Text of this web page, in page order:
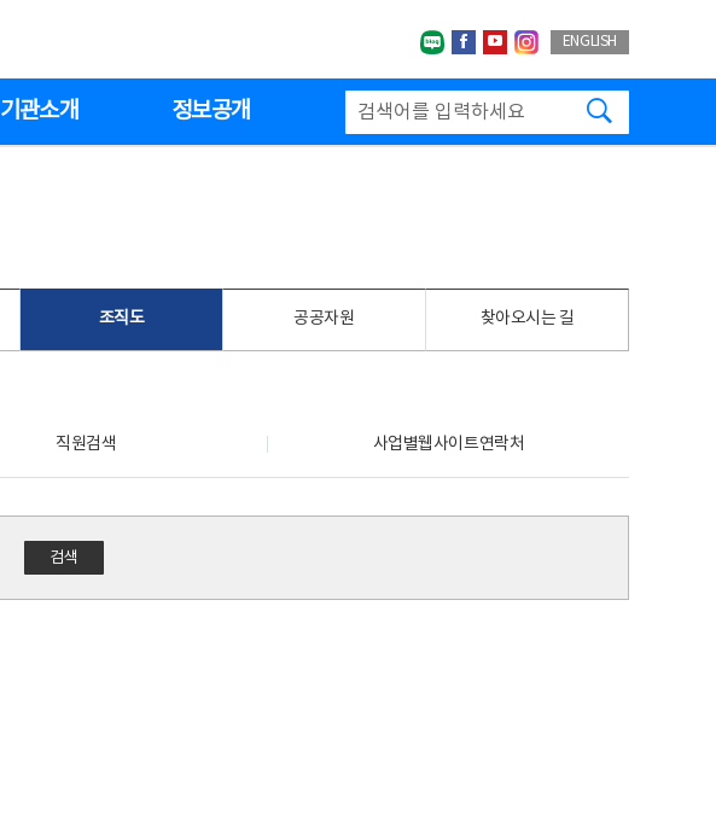
네이버블로그
페이스북
유투브인스타그랩
ENGLISH
기관소개 정보공개
조직도 공공자원 찾아오시는 길
직원검색 사업별웹사이트연락처
검색